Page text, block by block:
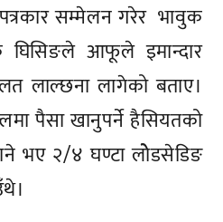
सम्मेलन गरेर भावुक
घिसिङले आफूले इमान्दार
लाल्छना लागेको बताए।
पैसा खानुपर्ने हैसियतको
भए २/४ घण्टा लोेडसेडिङ